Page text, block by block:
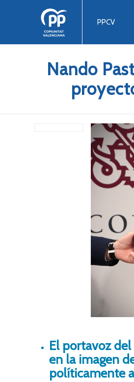
PPCV
Nando
El portavoz del
en la imagen
políticamente